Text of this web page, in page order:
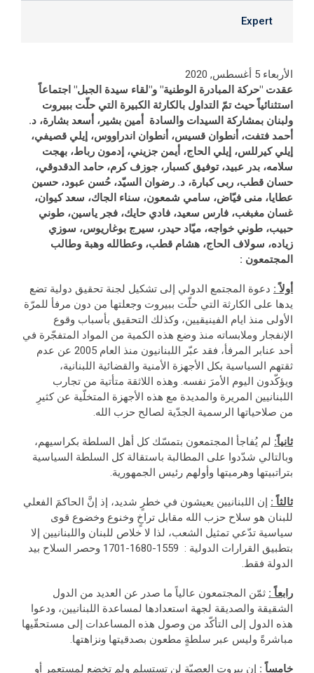
Expert
الأربعاء 5 أغسطس, 2020
عقدت "حركة المبادرة الوطنية" و"لقاء سيدة الجبل" اجتماعاً
استثنائياً حيث تمّ التداول بالكارثة الكبيرة التي حلّت ببيروت
ولبنان بمشاركة السيدات والسادة أمين بشير، أسعد بشارة، د.
أحمد فتفت، أنطوان قسيس، أنطوان اندراووس، إيلي قصيفي،
إيلي كيرللس، إيلي الحاج، أيمن جزيني، إدمون رباط، بهجت
سلامه، بدر عبيد، توفيق كسبار، جوزف كرم، حامد الدقدوقي،
حسان قطب، ربى كبارة، د. رضوان السيّد، حُسن عبود، حسين
عطايا، منى فيّاض، سامي شمعون، سناء الجاك، سعد كيوان،
غسان مغبغب، فارس سعيد، فادي حايك، فجر ياسين، طوني
حبيب، طوني خواجه، ميّاد حيدر، سيرج بوغاريوس، سوزي
زياده، سولاف الحاج، هشام قطب، وعطالله وهبة وطالب
المجتمعون :
أولاً : دعوة المجتمع الدولي إلى تشكيل لجنة تحقيق دولية تضع
يدها على الكارثة التي حلّت ببيروت وجعلتها من دون مرفأ للمرّة
الأولى منذ ايام الفينيقيين، وكذلك التحقيق بأسباب وقوع
الإنفجار وملابساته منذ وضع هذه الكمية من المواد المتفجّرة في
أحد عنابر المرفأ، فقد عبّر اللبنانيون منذ العام 2005 عن عدم
ثقتهم السياسية بكل الأجهزة الأمنية والقضائية اللبنانية،
ويؤكّدون اليوم الأمرَ نفسه. وهذه اللاثقة متأتية من تجارب
اللبنانيين المريرة والمديدة مع هذه الأجهزة المتخلّية عن كثيرِ
من صلاحياتها الرسمية الجدّية لصالح حزب الله.
ثانياً: لم يُفاجأ المجتمعون بتمسّك كل أهل السلطة بكراسيهم،
وبالتالي شدّدوا على المطالبة باستقالة كل السلطة السياسية
بتراتبيتها وهرميتها وأولهم رئيس الجمهورية.
ثالثاً : إن اللبنانيين يعيشون في خطرٍ شديد، إذ إنَّ الحاكمَ الفعلي
للبنان هو سلاح حزب الله مقابل تراخٍ وخنوع وخضوع قوى
سياسية تدّعي تمثيل الشعب، لذا لا خلاص للبنان واللبنانيين إلا
بتطبيق القرارات الدولية : 1559-1680-1701 وحصر السلاح بيد
الدولة فقط.
رابعاً : ثمّن المجتمعون عالياً ما صدر عن العديد من الدول
الشقيقة والصديقة لجهة استعدادها لمساعدة اللبنانيين، ودعوا
هذه الدول إلى التأكّد من وصول هذه المساعدات إلى مستحقّيها
مباشرةً وليس عبر سلطةٍ مطعون بصدقيتها ونزاهتها.
خامساً : إن بيروت العصيّة لن تستسلم ولم تخضع لمستعمرٍ أو